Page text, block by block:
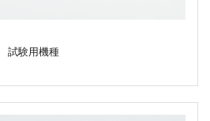
試験用機種